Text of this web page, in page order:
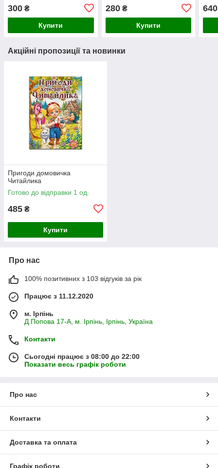
300 ₴
Купити
280₴
Купити
640
Акційні пропозиції та новинки
Пригоди домовичка
Читайлика
Готово до відправки 1 од.
485 ₴
Купити
Про нас
100% позитивних з 103 відгуків за рік
Працює з 11.12.2020
м. Ірпінь
Д.Попова 17-А, м. Ірпінь, Ірпінь, Україна
Контакти
Сьогодні працює з 08:00 до 22:00
Показати весь графік роботи
Про нас
Контакти
Доставка та оплата
Графік роботи